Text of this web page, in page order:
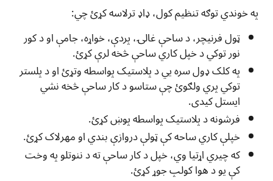
په خوندي توګه تنظیم کول، ډاډ ترلاسه کړئ چي:
ټول فرنیچر، د ساحې غالۍ، پردې، خواړه، جامې او د کور
نور توکي د خپل کاري ساحې څخه لرې کړئ.
په کلک ډول سره يي د پلاستيک پواسطه وتړئ او د پلستر
توکي پري ولګوئ چې ستاسو د کار ساحې څخه نشي
ایستل کیدی.
فرشونه د پلاستيک پواسطه پوښ کړئ.
خپلې کاري ساحه کې ټولې دروازې بندي او مهرلاک کړئ.
که چيري اړتیا وي، خپل د کار ساحې ته د ننوتلو په وخت
کې یو د هوا کولپ جوړ کړئ.